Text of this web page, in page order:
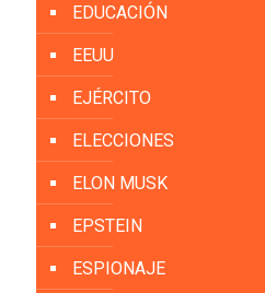
EDUCACIÓN
EEUU
EJÉRCITO
ELECCIONES
ELON MUSK
EPSTEIN
ESPIONAJE